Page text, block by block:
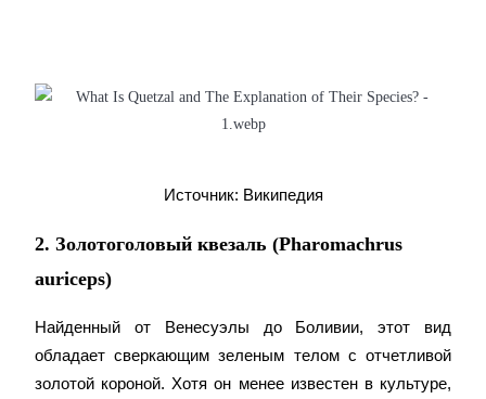
Наслаждайтесь распределением прибыли и комиссиями
Источник: Википедия
2. Золотоголовый квезаль (Pharomachrus
auriceps)
Найденный от Венесуэлы до Боливии, этот вид
обладает сверкающим зеленым телом с отчетливой
золотой короной. Хотя он менее известен в культуре,